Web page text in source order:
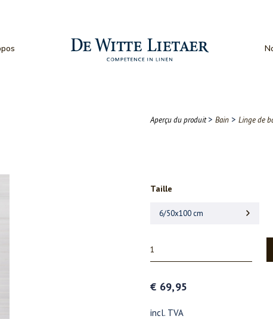
Aperçu du produit > Bain > Linge de
Taille
6/50x100 cm
€ 69,95
incl. TVA